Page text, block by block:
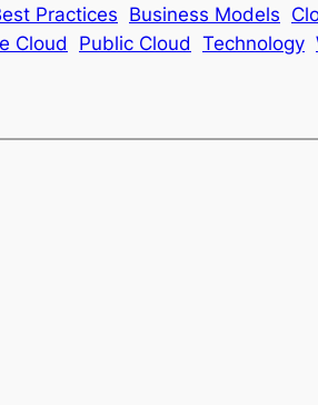
Practices Business Models
Cloud Public Cloud Technology